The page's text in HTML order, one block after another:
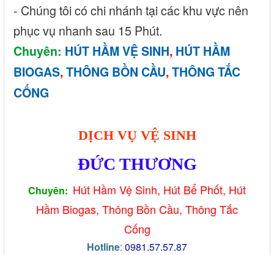
- Chúng tôi có chi nhánh tại các khu vực nên
phục vụ nhanh sau 15 Phút.
Chuyên: HÚT HẦM VỆ SINH, HÚT HẦM
BIOGAS,THÔNG BỒN CẦU,THÔNG TẮC
CỐNG
DỊCH VỤ VỆ SINH
ĐỨC THƯƠNG
Chuyên: Hút Hầm Vệ Sinh, Hút Bể Phốt, Hút
Hầm Biogas, Thông Bồn Cầu, Thông Tắc
Cống
Hotline: 0981.57.57.87